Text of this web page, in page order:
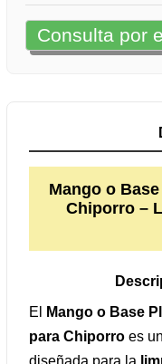
Consulta por
Mango o
Chiporro –
El
Mango o Base
para Chiporro es